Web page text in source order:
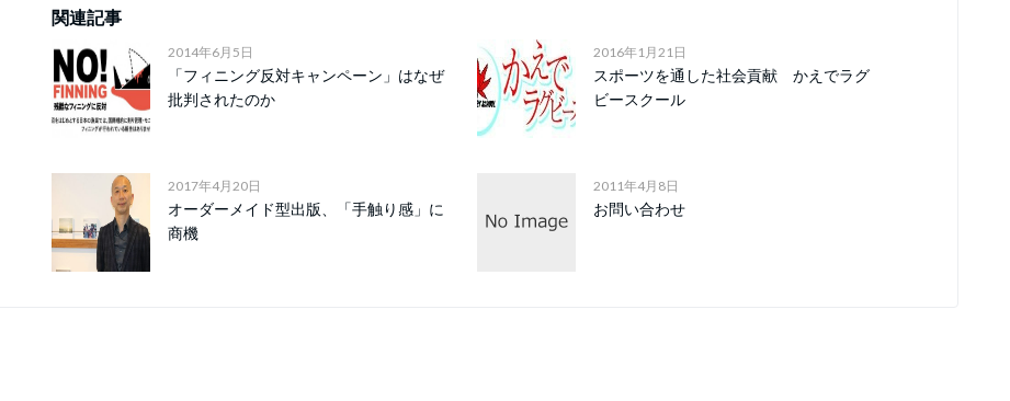
関連記事
2014年6月5日
「フィニング反対キャンペーン」はなぜ
批判されたのか
2016年1月21日
スポーツを通した社会貢献 かえでラグ
ビースクール
2017年4月20日
オーダーメイド型出版、「手触り感」に
商機
2011年4月8日
お問い合わせ